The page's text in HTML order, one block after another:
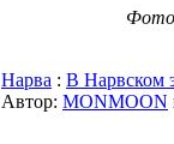
Нарва : В Нарвском
Автор: MONMOON